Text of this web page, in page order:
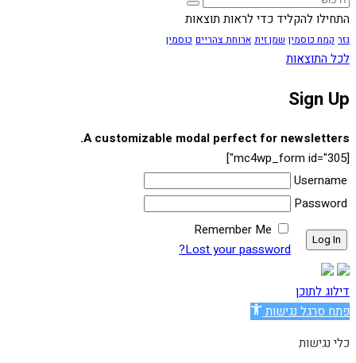
התחילו להקליד כדי לראות תוצאות
גזר קמח כוסמין שמן זית ארוחת צהריים כוסמין
לכל התוצאות
Sign Up
A customizable modal perfect for newsletters.
[mc4wp_form id="305"]
Username
Password
Remember Me
Lost your password?
דילוג לתוכן
פתח סרגל נגישות
כלי נגישות